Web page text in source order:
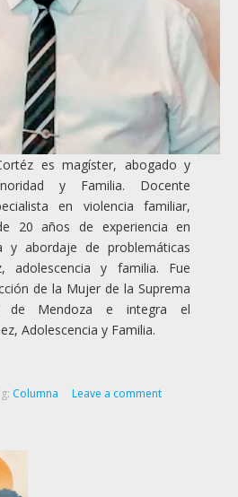
es magíster, abogado y
y Familia. Docente
en violencia familiar,
20 años de experiencia en
y abordaje de problemáticas
adolescencia y familia. Fue
de la Mujer de la Suprema
de Mendoza e integra el
Adolescencia y Familia.
Columna Leave a comment